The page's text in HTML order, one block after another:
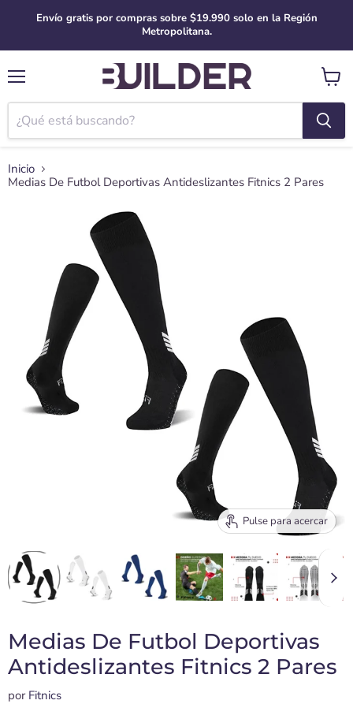
Envío gratis por compras sobre $19.990 solo en la Región
Metropolitana.
Ver
carro
Inicio
Medias De Futbol Deportivas Antideslizantes Fitnics 2 Pares
Pulse para acercar
Medias De Futbol Deportivas
Antideslizantes Fitnics 2 Pares
por Fitnics